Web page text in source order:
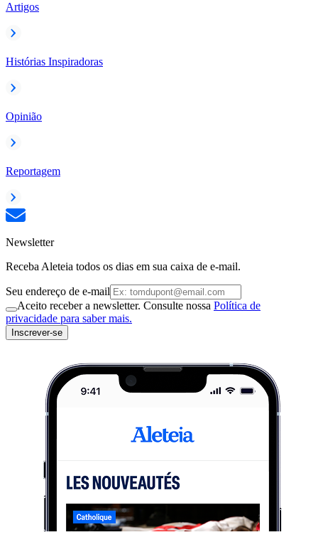
Artigos
Histórias Inspiradoras
Opinião
Reportagem
Newsletter
Receba Aleteia todos os dias em sua caixa de e-mail.
Seu endereço de e-mail
Aceito receber a newsletter. Consulte nossa Política de
privacidade para saber mais.
Inscrever-se